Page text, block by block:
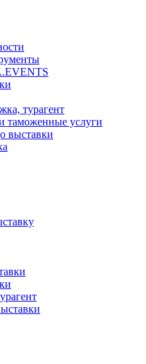
турагент
таможенные услуги
выставки